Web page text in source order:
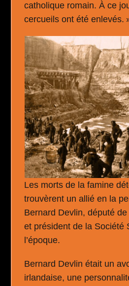
catholique romain. À ce
cercueils ont été enlevés.
Les morts de la famine
trouvèrent un allié en la
Bernard Devlin, député
et président de la Société
l’époque.
Bernard Devlin était un
irlandaise, une